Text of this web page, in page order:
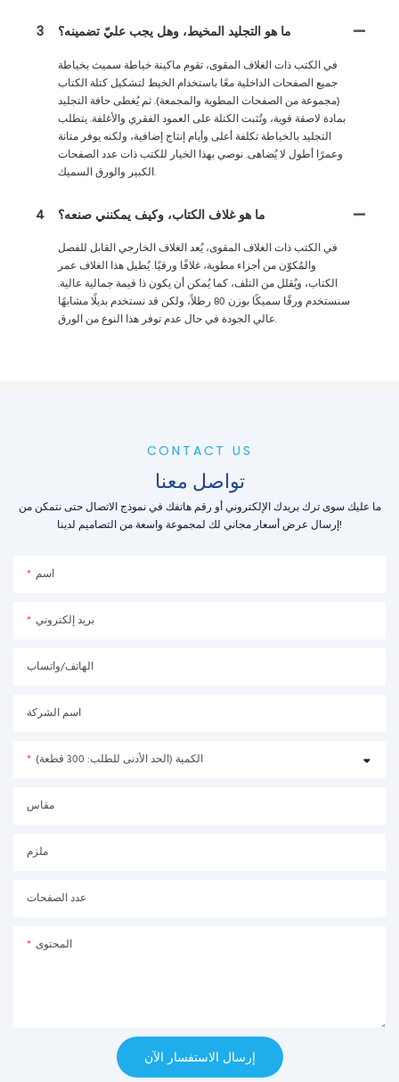
3
ما هو التجليد المخيط، وهل يجب عليّ تضمينه؟
في الكتب ذات الغلاف المقوى، تقوم ماكينة خياطة سميث بخياطة
جميع الصفحات الداخلية معًا باستخدام الخيط لتشكيل كتلة الكتاب
(مجموعة من الصفحات المطوية والمجمعة). ثم يُغطى حافة التجليد
بمادة لاصقة قوية، وتُثبت الكتلة على العمود الفقري والأغلفة. يتطلب
التجليد بالخياطة تكلفة أعلى وأيام إنتاج إضافية، ولكنه يوفر متانة
وعمرًا أطول لا يُضاهى. نوصي بهذا الخيار للكتب ذات عدد الصفحات
الكبير والورق السميك.
4
ما هو غلاف الكتاب، وكيف يمكنني صنعه؟
في الكتب ذات الغلاف المقوى، يُعد الغلاف الخارجي القابل للفصل
والمُكوّن من أجزاء مطوية، غلافًا ورقيًا. يُطيل هذا الغلاف عمر
الكتاب، ويُقلل من التلف، كما يُمكن أن يكون ذا قيمة جمالية عالية.
سنستخدم ورقًا سميكًا بوزن 80 رطلاً، ولكن قد نستخدم بديلًا مشابهًا
عالي الجودة في حال عدم توفر هذا النوع من الورق.
CONTACT US
تواصل معنا
ما عليك سوى ترك بريدك الإلكتروني أو رقم هاتفك في نموذج الاتصال حتى نتمكن من
إرسال عرض أسعار مجاني لك لمجموعة واسعة من التصاميم لدينا!
اسم
بريد إلكتروني
الهاتف/واتساب
اسم الشركة
الكمية (الحد الأدنى للطلب: 300 قطعة)
مقاس
ملزم
عدد الصفحات
المحتوى
إرسال الاستفسار الآن